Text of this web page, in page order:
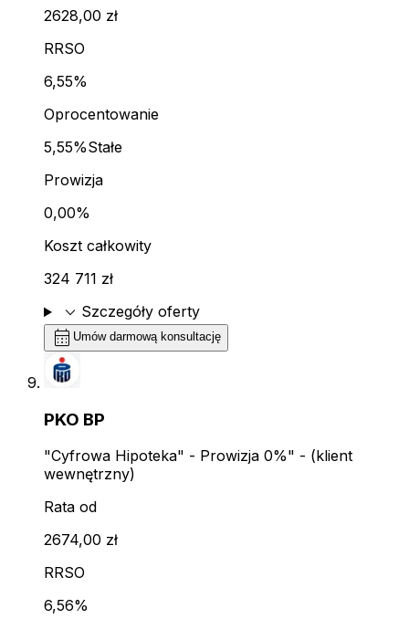
2628,00 zł
RRSO
6,55%
Oprocentowanie
5,55%Stałe
Prowizja
0,00%
Koszt całkowity
324 711 zł
expand_more Szczegóły oferty
calendar_month Umów darmową konsultację
PKO BP
"Cyfrowa Hipoteka" - Prowizja 0%" - (klient
wewnętrzny)
Rata od
2674,00 zł
RRSO
6,56%